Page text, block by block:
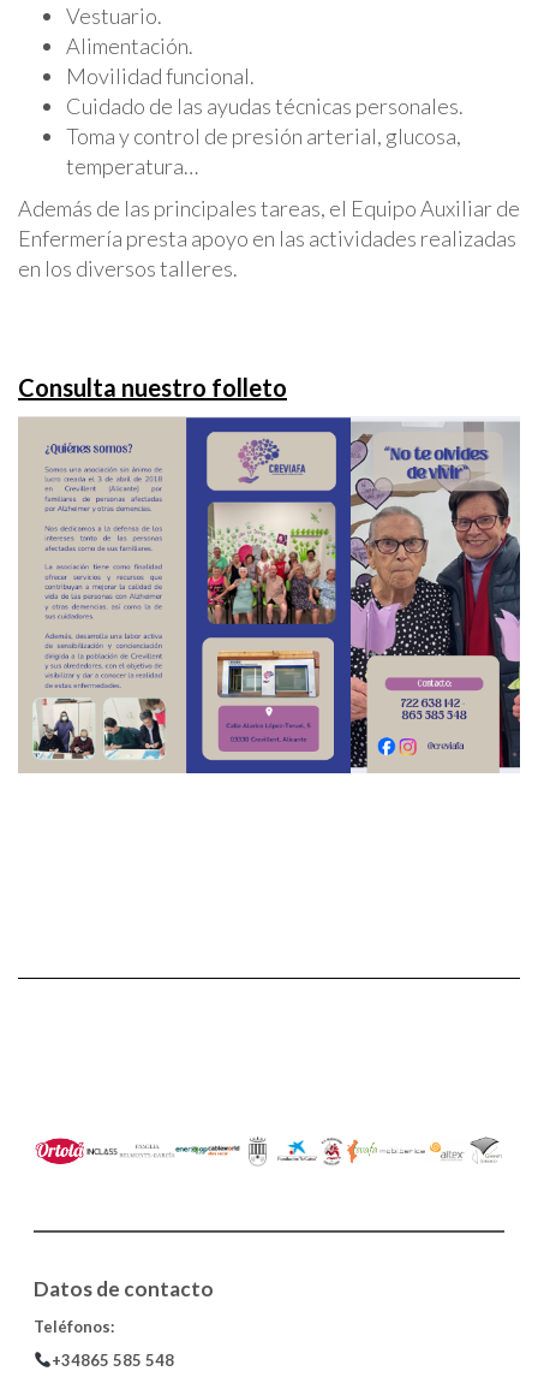
Vestuario.
Alimentación.
Movilidad funcional.
Cuidado de las ayudas técnicas personales.
Toma y control de presión arterial, glucosa,
temperatura…
Además de las principales tareas, el Equipo Auxiliar de
Enfermería presta apoyo en las actividades realizadas
en los diversos talleres.
Consulta nuestro folleto
Datos de contacto
Teléfonos:
+34‎ㅤ865 585 548